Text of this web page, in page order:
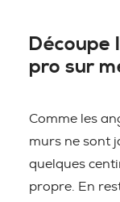
Découpe
pro sur
Comme les
murs ne sont
quelques
propre. En